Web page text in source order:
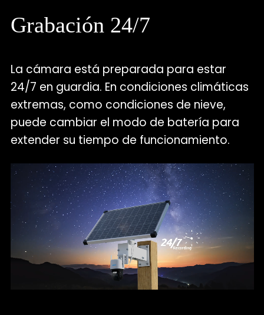
Grabación 24/7
La cámara está preparada para estar
24/7 en guardia. En condiciones climáticas
extremas, como condiciones de nieve,
puede cambiar el modo de batería para
extender su tiempo de funcionamiento.